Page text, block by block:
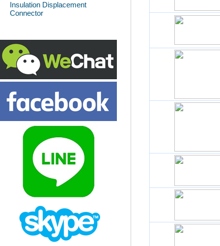
Insulation Displacement
Connector